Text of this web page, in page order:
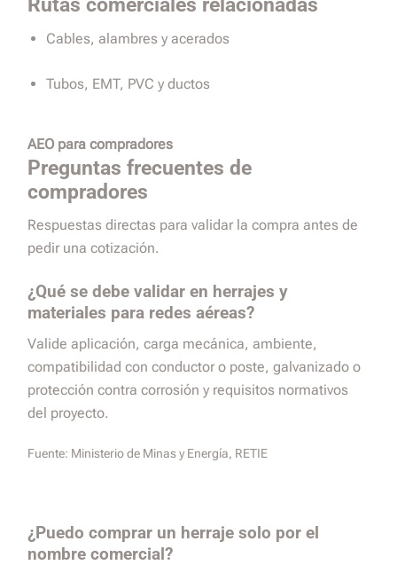
Cables, alambres y acerados
Tubos, EMT, PVC y ductos
AEO para compradores
Preguntas frecuentes de
compradores
Respuestas directas para validar la compra antes de
pedir una cotización.
¿Qué se debe validar en herrajes y
materiales para redes aéreas?
Valide aplicación, carga mecánica, ambiente,
compatibilidad con conductor o poste, galvanizado o
protección contra corrosión y requisitos normativos
del proyecto.
Fuente: Ministerio de Minas y Energía, RETIE
¿Puedo comprar un herraje solo por el
nombre comercial?